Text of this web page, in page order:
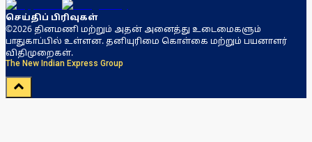
செய்திப் பிரிவுகள்
©2026 தினமணி மற்றும் அதன் அனைத்து உடைமைகளும்
பாதுகாப்பில் உள்ளன. தனியுரிமை கொள்கை மற்றும் பயனாளர்
விதிமுறைகள்.
The New Indian Express Group